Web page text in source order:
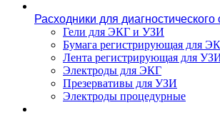
Расходники для
Гели для ЭКГ и УЗИ
Бумага регистрирующая для
Лента регистрирующая для
Электроды для ЭКГ
Презервативы для УЗИ
Электроды процедурные